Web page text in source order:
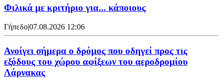
Φιλικά με κριτήριο για... κάποιους
Γήπεδο|07.08.2026 12:06
Ανοίγει σήμερα ο δρόμος που οδηγεί προς τις
εξόδους του χώρου αφίξεων του αεροδρομίου
Λάρνακας